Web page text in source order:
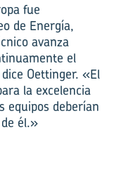
fue
de Energía,
avanza
el
Oettinger. «El
la excelencia
equipos deberían
él.»